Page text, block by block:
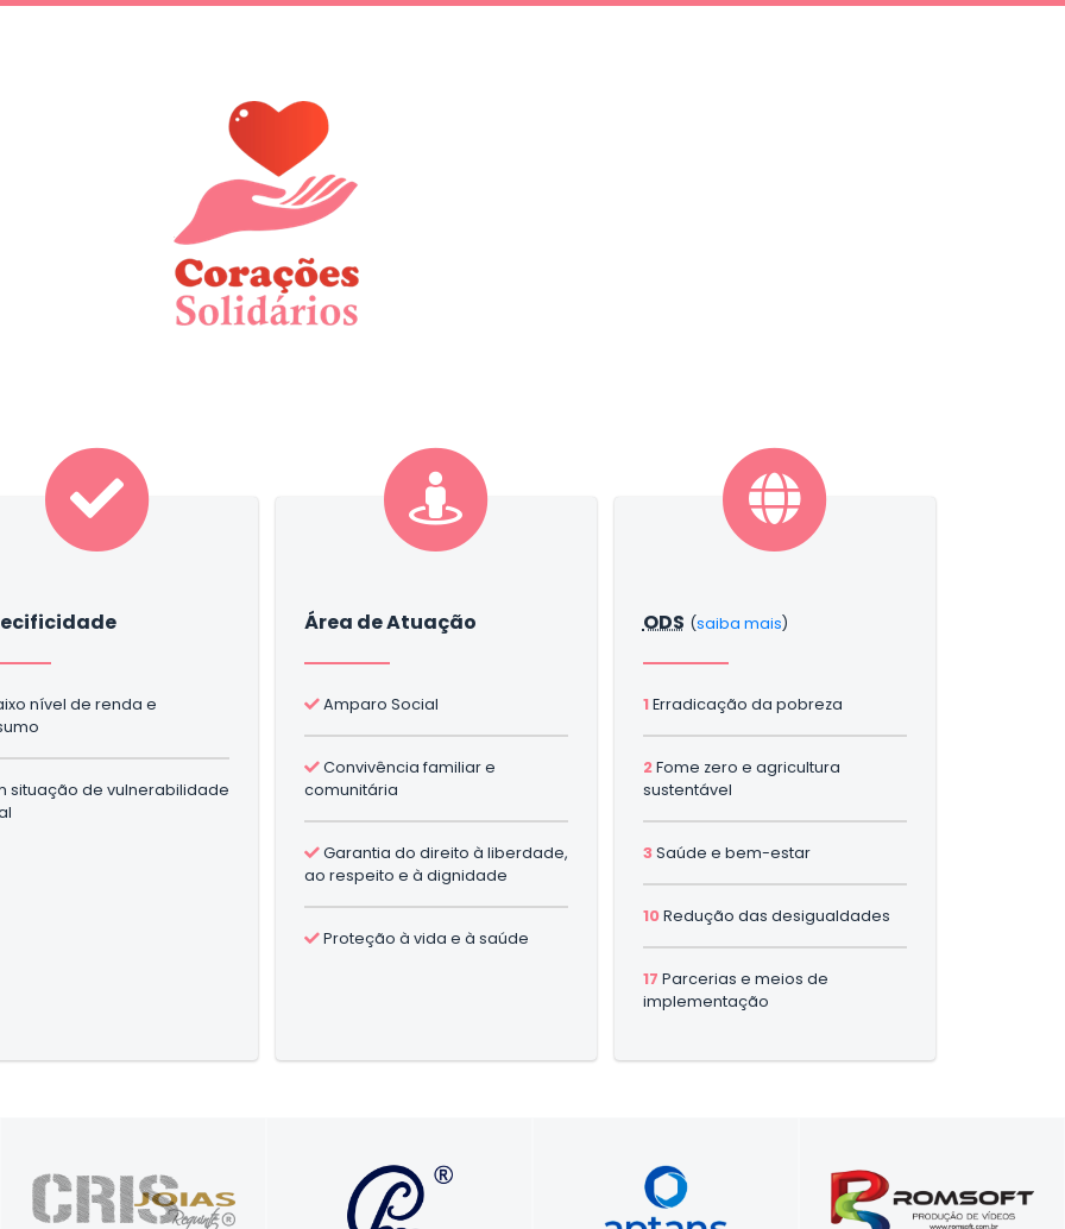
nível de renda e
situação de vulnerabilidade
Área de Atuação
Amparo Social
Convivência familiar e
comunitária
Garantia do direito à liberdade,
ao respeito e à dignidade
Proteção à vida e à saúde
ODS (saiba mais)
1Erradicação da pobreza
2Fome zero e agricultura
sustentável
3Saúde e bem-estar
10Redução das desigualdades
17 Parcerias e meios de
implementação
Presente nos seus
melhores momentos
Soluções que
transformam vidas e
carreiras com propósito e
Foque no seu negócio.​ Nós
cuidamos do seu servidor​.
Vídeos comerciais,
institucionais e para
treinamentos